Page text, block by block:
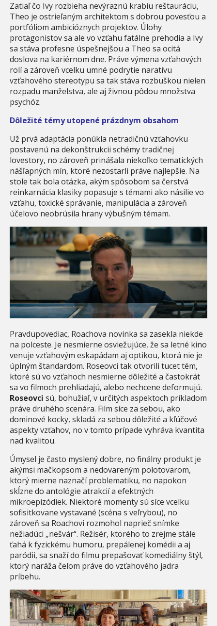
Zatiaľ čo Ivy rozbieha nevýraznú krabiu reštauráciu,
Theo je ostrieľaným architektom s dobrou povesťou a
portfóliom ambicióznych projektov. Úlohy
protagonistov sa ale vo vzťahu fatálne prehodia a Ivy
sa stáva profesne úspešnejšou a Theo sa ocitá
doslova na kariérnom dne. Práve výmena vzťahových
rolí a zároveň vcelku umné podrytie naratívu
vzťahového stereotypu sa tak stáva rozbuškou nielen
rozpadu manželstva, ale aj živnou pôdou množstva
psychóz.
Dôležité témy utopené prázdnym obsahom
Už prvá adaptácia ponúkla netradičnú vzťahovku
postavenú na dekonštrukcii schémy tradičnej
lovestory, no zároveň prinášala niekoľko tematických
nášľapných mín, ktoré nezostarli práve najlepšie. Na
stole tak bola otázka, akým spôsobom sa čerstvá
reinkarnácia klasiky popasuje s témami ako násilie vo
vzťahu, toxické správanie, manipulácia a zároveň
účelovo neobrúsila hrany výbušným témam.
Pravdupovediac, Roachova novinka sa zasekla niekde
na polceste. Je nesmierne osviežujúce, že sa letné kino
venuje vzťahovým eskapádam aj optikou, ktorá nie je
úplným štandardom. Roseovci tak otvorili tucet tém,
ktoré sú vo vzťahoch nesmierne dôležité a častokrát
sa vo filmoch prehliadajú, alebo nechcene deformujú.
Roseovci sú, bohužiaľ, v určitých aspektoch príkladom
práve druhého scenára. Film síce za sebou, ako
dominové kocky, skladá za sebou dôležité a kľúčové
aspekty vzťahov, no v tomto prípade vyhráva kvantita
nad kvalitou.
Úmysel je často myslený dobre, no finálny produkt je
akýmsi mačkopsom a nedovareným polotovarom,
ktorý mierne naznačí problematiku, no napokon
skĺzne do antológie atrakcií a efektných
mikroepizódiek. Niektoré momenty sú síce vcelku
sofisitkovane vystavané (scéna s veľrybou), no
zároveň sa Roachovi rozmohol naprieč snímke
nežiadúci „nešvár“. Režisér, ktorého to zrejme stále
ťahá k fyzickému humoru, prepálenej komédii a aj
paródii, sa snaží do filmu prepašovať komediálny štýl,
ktorý naráža čelom práve do vzťahového jadra
príbehu.